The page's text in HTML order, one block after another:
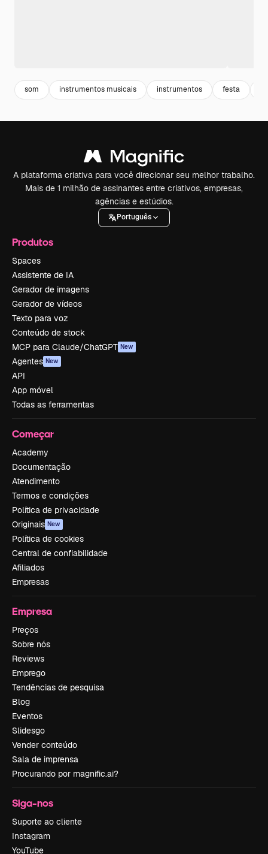
som instrumentos musicais instrumentos festa
A plataforma criativa para você direcionar seu melhor trabalho.
Mais de 1 milhão de assinantes entre criativos, empresas,
agências e estúdios.
Português
Produtos
Spaces
Assistente de IA
Gerador de imagens
Gerador de vídeos
Texto para voz
Conteúdo de stock
MCP para Claude/ChatGPT New
Agentes New
API
App móvel
Todas as ferramentas
Começar
Academy
Documentação
Atendimento
Termos e condições
Política de privacidade
Originais New
Política de cookies
Central de confiabilidade
Afiliados
Empresas
Empresa
Preços
Sobre nós
Reviews
Emprego
Tendências de pesquisa
Blog
Eventos
Slidesgo
Vender conteúdo
Sala de imprensa
Procurando por magnific.ai?
Siga-nos
Suporte ao cliente
Instagram
YouTube